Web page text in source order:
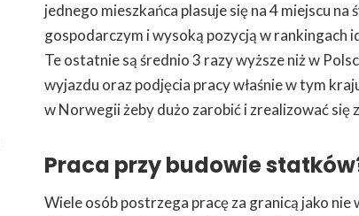
jednego mieszkańca plasuje się na 4 miejscu na
gospodarczym i wysoką pozycją w rankingach
Te ostatnie są średnio 3 razy wyższe niż w
wyjazdu oraz podjęcia pracy właśnie w tym
w Norwegii żeby dużo zarobić i zrealizować się
Praca przy budowie
Wiele osób postrzega pracę za granicą jako